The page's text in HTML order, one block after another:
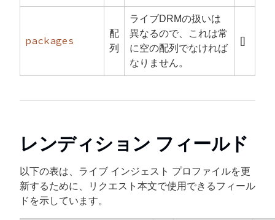
packages
配
列
ライブDRMの扱いは
異なるので、これは常
に空の配列でなければ
なりません。
[]
レンディション フィールド
以下の表は、ライブ インジェスト プロファイルを更
新するために、リクエスト本文で使用できるフィール
ドを示しています。